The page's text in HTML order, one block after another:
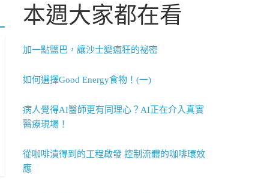
本週大家都在看
加一點鹽巴，讓沙士變瘋狂的祕密
如何選擇Good Energy食物！(一)
病人覺得AI醫師更有同理心？AI正在介入真實
醫療現場！
從咖啡漬得到的工程啟發 控制流體的咖啡環效
應